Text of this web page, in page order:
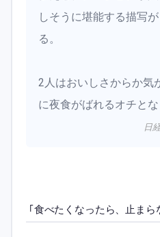
しそうに堪能する描写
る。
2人はおいしさからか気
に夜食がばれるオチとな
日
｢食べたくなったら、止ま